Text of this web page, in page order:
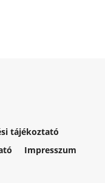
tájékoztató
Impresszum